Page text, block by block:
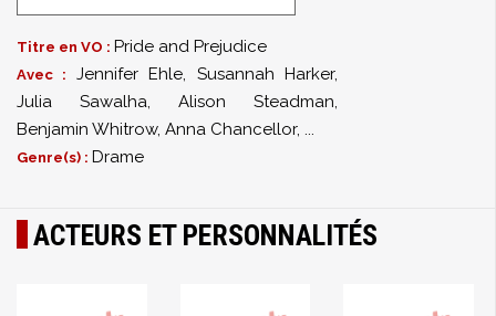
Titre en VO : Pride and Prejudice
Avec : Jennifer Ehle, Susannah Harker,
Julia Sawalha, Alison Steadman,
Benjamin Whitrow, Anna Chancellor, ...
Genre(s) : Drame
ACTEURS ET PERSONNALITÉS